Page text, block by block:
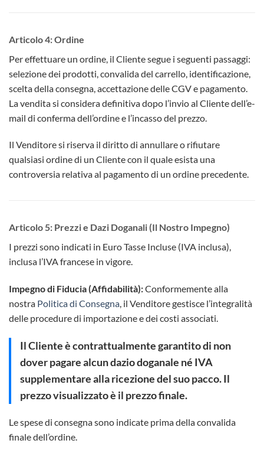
Articolo 4: Ordine
Per effettuare un ordine, il Cliente segue i seguenti passaggi:
selezione dei prodotti, convalida del carrello, identificazione,
scelta della consegna, accettazione delle CGV e pagamento.
La vendita si considera definitiva dopo l’invio al Cliente dell’e-
mail di conferma dell’ordine e l’incasso del prezzo.
Il Venditore si riserva il diritto di annullare o rifiutare
qualsiasi ordine di un Cliente con il quale esista una
controversia relativa al pagamento di un ordine precedente.
Articolo 5: Prezzi e Dazi Doganali (Il Nostro Impegno)
I prezzi sono indicati in Euro Tasse Incluse (IVA inclusa),
inclusa l’IVA francese in vigore.
Impegno di Fiducia (Affidabilità):Conformemente alla
nostra Politica di Consegna, il Venditore gestisce l’integralità
delle procedure di importazione e dei costi associati.
Il Cliente ècontrattualmente garantitodi non
dover pagarealcun dazio doganale né IVA
supplementarealla ricezione del suo pacco. Il
prezzo visualizzato è il prezzo finale.
Le spese di consegna sono indicate prima della convalida
finale dell’ordine.